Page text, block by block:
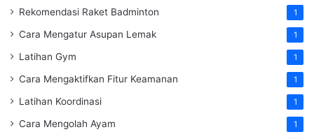
Rekomendasi Raket Badminton 1
Cara Mengatur Asupan Lemak 1
Latihan Gym 1
Cara Mengaktifkan Fitur Keamanan 1
Latihan Koordinasi 1
Cara Mengolah Ayam 1